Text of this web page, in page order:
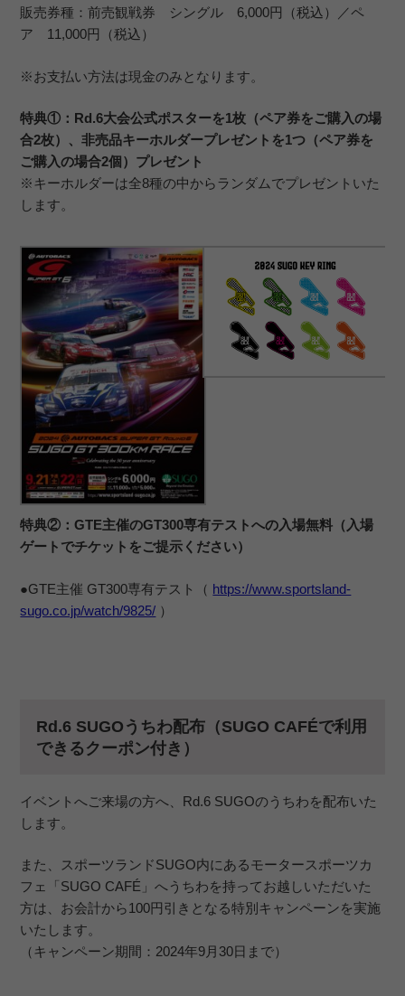
販売券種：前売観戦券 シングル 6,000円（税込）／ペ
ア 11,000円（税込）
※お支払い方法は現金のみとなります。
特典①：Rd.6大会公式ポスターを1枚（ペア券をご購入の場
合2枚）、非売品キーホルダープレゼントを1つ（ペア券を
ご購入の場合2個）プレゼント
※キーホルダーは全8種の中からランダムでプレゼントいた
します。
特典②：GTE主催のGT300専有テストへの入場無料（入場
ゲートでチケットをご提示ください）
●GTE主催 GT300専有テスト（ https://www.sportsland-
sugo.co.jp/watch/9825/ ）
Rd.6 SUGOうちわ配布（SUGO CAFÉで利用
できるクーポン付き）
イベントへご来場の方へ、Rd.6 SUGOのうちわを配布いた
します。
また、スポーツランドSUGO内にあるモータースポーツカ
フェ「SUGO CAFÉ」へうちわを持ってお越しいただいた
方は、お会計から100円引きとなる特別キャンペーンを実施
いたします。
（キャンペーン期間：2024年9月30日まで）